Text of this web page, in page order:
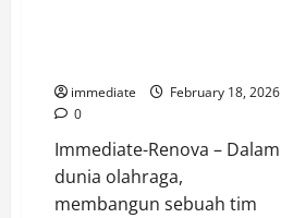
2026
immediate
February 18, 2026
0
Immediate-Renova – Dalam
dunia olahraga,
membangun sebuah tim